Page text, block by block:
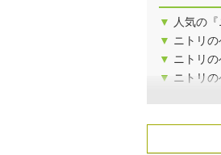
▼
人気の
▼ ニトリ
▼ ニトリ
▼
ニトリ